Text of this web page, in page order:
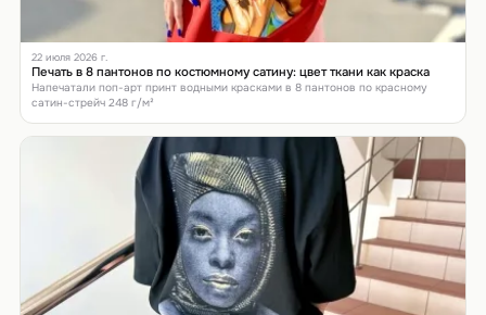
22 июля 2026 г.
Печать в 8 пантонов по костюмному сатину: цвет ткани как краска
Напечатали поп-арт принт водными красками в 8 пантонов по красному
сатин-стрейч 248 г/м²